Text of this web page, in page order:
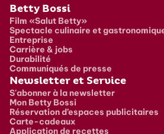
Pied de page
Betty Bossi
Film «Salut Betty»
Spectacle culinaire et
Entreprise
Carrière & jobs
Durabilité
Communiqués de presse
Newsletter et Service
S'abonner à la newsletter
Mon Betty Bossi
Réservation d’espaces publicitaires
Carte-cadeaux
Application de recettes